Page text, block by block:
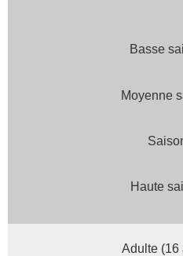
Basse
Moyenne
Haute
Adulte (16